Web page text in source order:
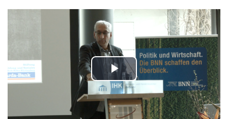
Play
Video